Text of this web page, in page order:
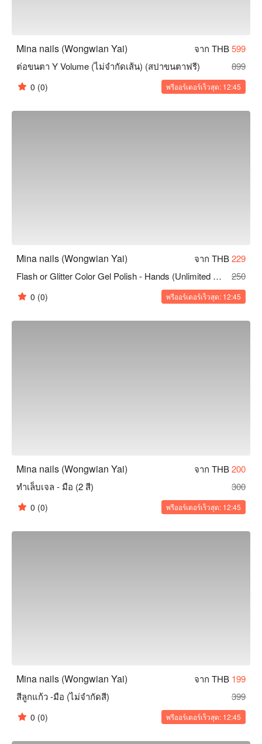
Mina nails (Wongwian Yai) จาก THB599
ต่อขนตา Y Volume (ไม่จำกัดเส้น) (สปาขนตาฟรี)
899
0 (0) พรีออร์เดอร์เร็วสุด: 12:45
Mina nails (Wongwian Yai) จาก THB229
Flash or Glitter Color Gel Polish - Hands (Unlimited Colors)
250
0 (0) พรีออร์เดอร์เร็วสุด: 12:45
Mina nails (Wongwian Yai) จาก THB200
ทำเล็บเจล - มือ (2 สี)
300
0 (0) พรีออร์เดอร์เร็วสุด: 12:45
Mina nails (Wongwian Yai) จาก THB 199
สีลูกแก้ว -มือ (ไม่จำกัดสี)
399
0 (0) พรีออร์เดอร์เร็วสุด: 12:45